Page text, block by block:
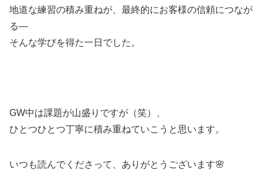
地道な練習の積み重ねが、最終的にお客様の信頼につなが
る—
そんな学びを得た一日でした。
GW中は課題が山盛りですが（笑）、
ひとつひとつ丁寧に積み重ねていこうと思います。
いつも読んでくださって、ありがとうございます🌸